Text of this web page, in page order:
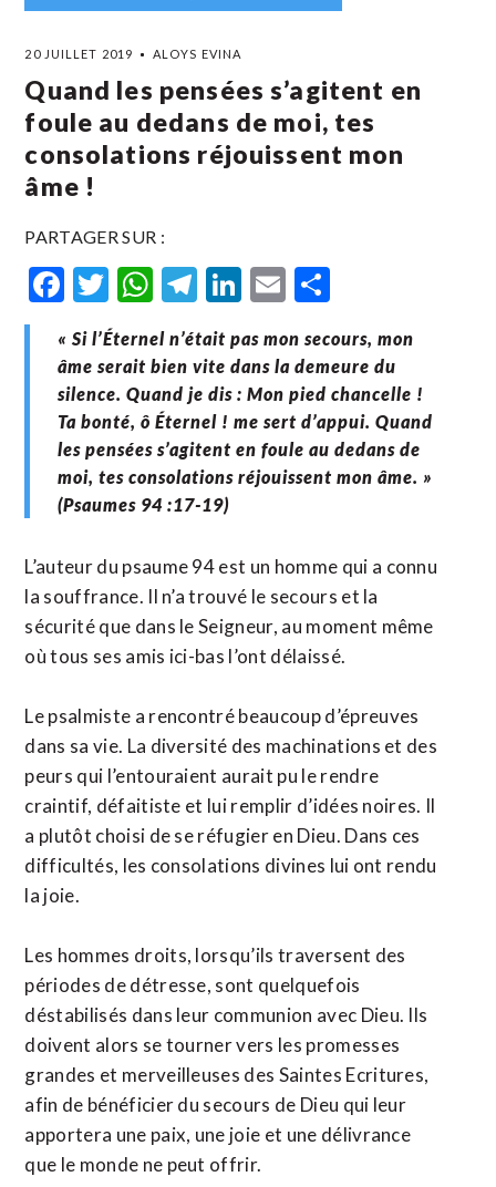
20 JUILLET 2019 ALOYS EVINA
Quand les pensées s’agitent en
foule au dedans de moi, tes
consolations réjouissent mon
âme !
PARTAGER SUR :
Facebook
Twitter
WhatsApp
Telegram
LinkedIn
Email
« Si l’Éternel n’était pas mon secours, mon
âme serait bien vite dans la demeure du
silence. Quand je dis : Mon pied chancelle !
Ta bonté, ô Éternel ! me sert d’appui. Quand
les pensées s’agitent en foule au dedans de
moi, tes consolations réjouissent mon âme. »
(Psaumes 94 :17-19)
L’auteur du psaume 94 est un homme qui a connu
la souffrance. Il n’a trouvé le secours et la
sécurité que dans le Seigneur, au moment même
où tous ses amis ici-bas l’ont délaissé.
Le psalmiste a rencontré beaucoup d’épreuves
dans sa vie. La diversité des machinations et des
peurs qui l’entouraient aurait pu le rendre
craintif, défaitiste et lui remplir d’idées noires. Il
a plutôt choisi de se réfugier en Dieu. Dans ces
difficultés, les consolations divines lui ont rendu
la joie.
Les hommes droits, lorsqu’ils traversent des
périodes de détresse, sont quelquefois
déstabilisés dans leur communion avec Dieu. Ils
doivent alors se tourner vers les promesses
grandes et merveilleuses des Saintes Ecritures,
afin de bénéficier du secours de Dieu qui leur
apportera une paix, une joie et une délivrance
que le monde ne peut offrir.